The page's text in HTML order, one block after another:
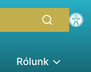
Rólunk